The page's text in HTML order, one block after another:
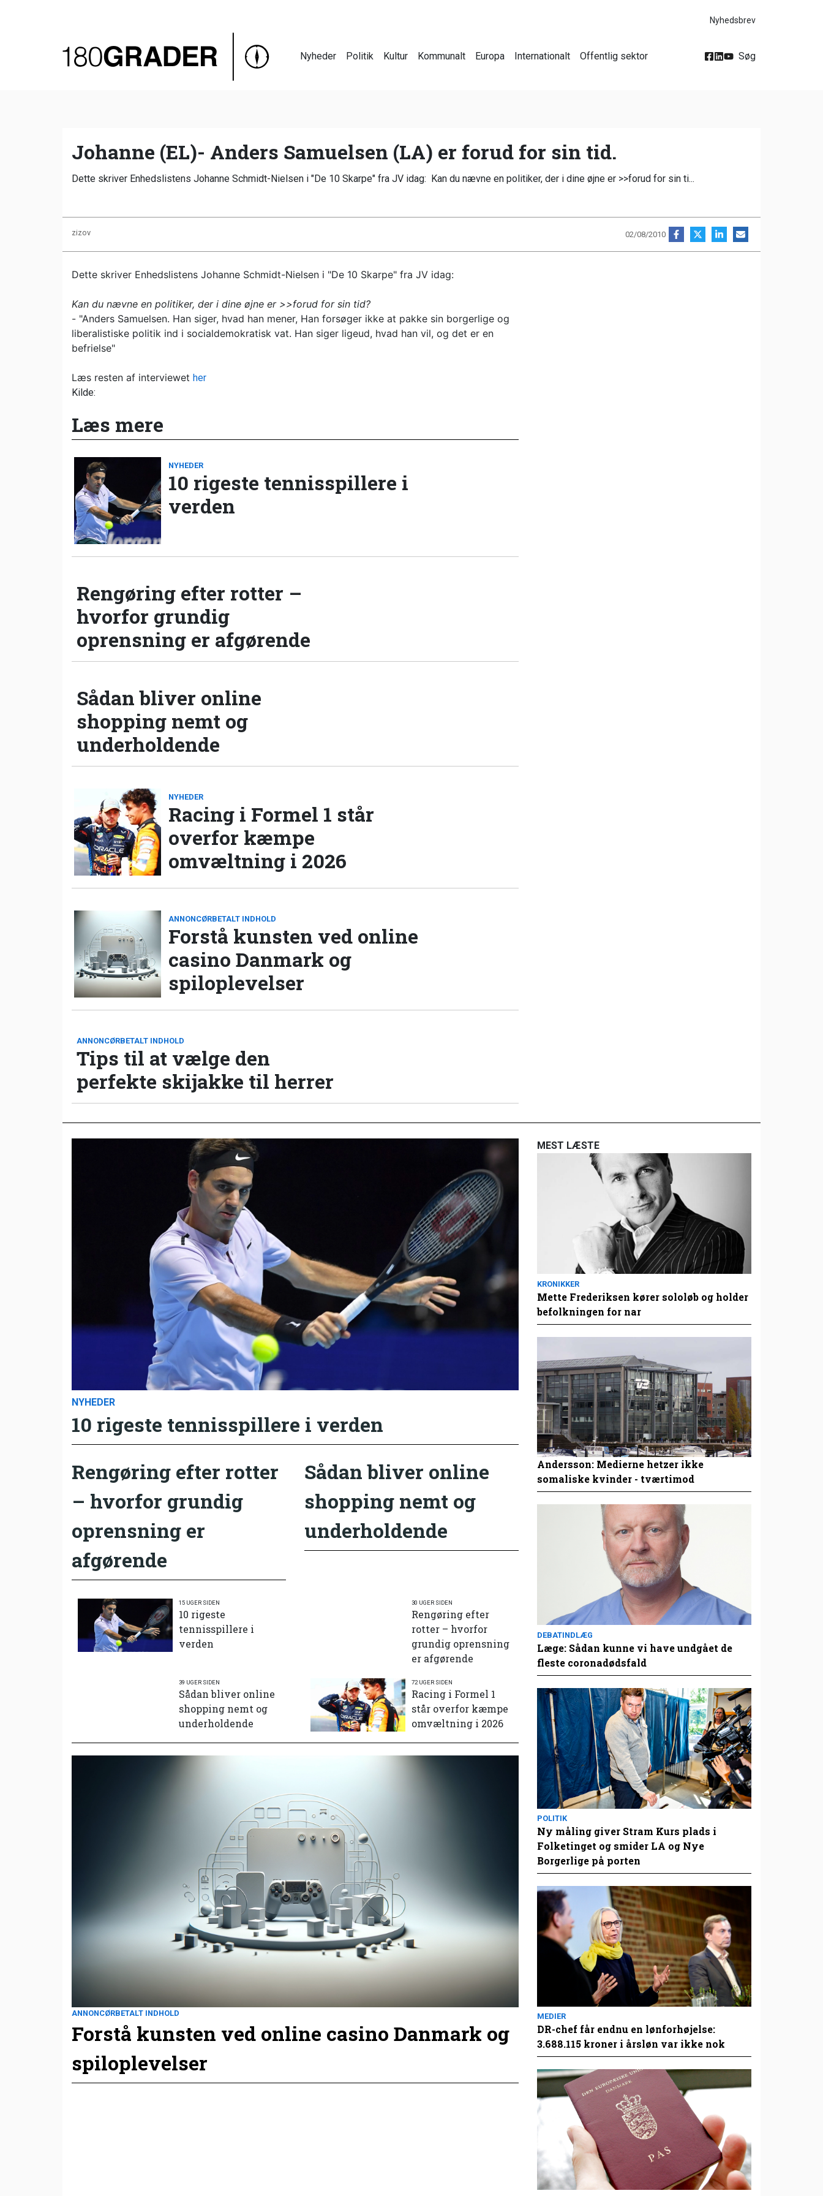
Nyhedsbrev
Nyheder Politik Kultur Kommunalt Europa Internationalt Offentlig sektor Søg
Johanne (EL)- Anders Samuelsen (LA) er forud for sin tid.
Dette skriver Enhedslistens Johanne Schmidt-Nielsen i "De 10 Skarpe" fra JV idag: Kan du nævne en politiker, der i dine øjne er >>forud for sin ti...
zizov 02/08/2010
Dette skriver Enhedslistens Johanne Schmidt-Nielsen i "De 10 Skarpe" fra JV idag:
Kan du nævne en politiker, der i dine øjne er >>forud for sin tid?
- "Anders Samuelsen. Han siger, hvad han mener, Han forsøger ikke at pakke sin borgerlige og
liberalistiske politik ind i socialdemokratisk vat. Han siger ligeud, hvad han vil, og det er en
befrielse"
Læs resten af interviewet her
Kilde:
Læs mere
NYHEDER
10 rigeste tennisspillere i
verden
Rengøring efter rotter –
hvorfor grundig
oprensning er afgørende
Sådan bliver online
shopping nemt og
underholdende
NYHEDER
Racing i Formel 1 står
overfor kæmpe
omvæltning i 2026
ANNONCØRBETALT INDHOLD
Forstå kunsten ved online
casino Danmark og
spiloplevelser
ANNONCØRBETALT INDHOLD
Tips til at vælge den
perfekte skijakke til herrer
NYHEDER
10 rigeste tennisspillere i verden
Rengøring efter rotter
– hvorfor grundig
oprensning er
afgørende
Sådan bliver online
shopping nemt og
underholdende
15 UGER SIDEN
10 rigeste
tennisspillere i
verden
30 UGER SIDEN
Rengøring efter
rotter – hvorfor
grundig oprensning
er afgørende
39 UGER SIDEN
Sådan bliver online
shopping nemt og
underholdende
72 UGER SIDEN
Racing i Formel 1
står overfor kæmpe
omvæltning i 2026
ANNONCØRBETALT INDHOLD
Forstå kunsten ved online casino Danmark og
spiloplevelser
MEST LÆSTE
KRONIKKER
Mette Frederiksen kører sololøb og holder
befolkningen for nar
Andersson: Medierne hetzer ikke
somaliske kvinder - tværtimod
DEBATINDLÆG
Læge: Sådan kunne vi have undgået de
fleste coronadødsfald
POLITIK
Ny måling giver Stram Kurs plads i
Folketinget og smider LA og Nye
Borgerlige på porten
MEDIER
DR-chef får endnu en lønforhøjelse:
3.688.115 kroner i årsløn var ikke nok